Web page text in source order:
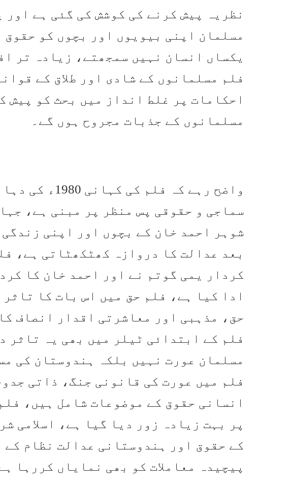
نظریہ پیش کرنے کی کوشش کی گئی ہے اور
مسلمان اپنی بیویوں اور بچوں کو
یکساں انسان نہیں سمجھتے، زیادہ تر
فلم مسلمانوں کے شادی اور طلاق کے
احکامات پر غلط انداز میں بحث کو پیش
مسلمانوں کے جذبات مجروح ہوں گے۔
واضح رہے کہ فلم
سماجی و حقوقی پس منظر پر مبنی ہے،
شوہر احمد خان کے بچوں اور اپنی
بعد عدالت کا دروازہ کھٹکھٹاتی ہے،
کردار یمی گوتم نے اور احمد خان کا
ادا کیا ہے، فلم حق میں اس بات کا
حق، مذہبی اور معاشرتی اقدار انصاف
فلم کے ابتدائی ٹیلر میں بھی یہ تاثر
مسلمان عورت نہیں بلکہ ہندوستان کی
فلم میں عورت کی قانونی جنگ، ذاتی
انسانی حقوق کے موضوعات شامل ہیں،
پر بہت زیادہ زور دیا گیا ہے، اسلامی
کے حقوق اور ہندوستانی عدالت نظام کے
پیچیدہ معاملات کو بھی نمایاں کررہا